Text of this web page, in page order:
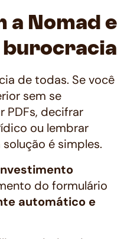
a Nomad e
burocracia
de todas. Se você
sem se
PDFs, decifrar
ou lembrar
é simples.
do formulário
automático e